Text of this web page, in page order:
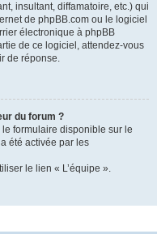
insultant, diffamatoire, etc.) qui
de phpBB.com ou le logiciel
électronique à phpBB
de ce logiciel, attendez-vous
de réponse.
du forum ?
formulaire disponible sur le
été activée par les
le lien « L’équipe ».